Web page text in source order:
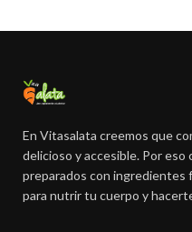
En Vitasalata creemos que
delicioso y accesible. Por eso
preparados con ingredientes
para nutrir tu cuerpo y